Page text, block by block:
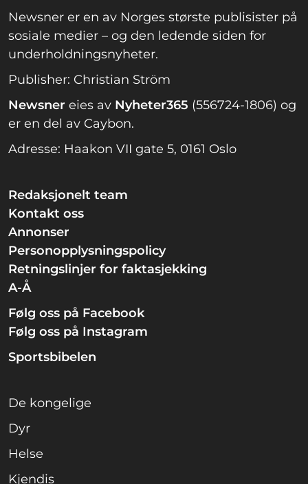
Newsner er en av Norges største publisister på
sosiale medier – og den ledende siden for
underholdningsnyheter.
Publisher: Christian Ström
Newsner eies av Nyheter365 (556724-1806) og
er en del av Caybon.
Adresse: Haakon VII gate 5, 0161 Oslo
Redaksjonelt team
Kontakt oss
Annonser
Personopplysningspolicy
Retningslinjer for faktasjekking
A-Å
Følg oss på Facebook
Følg oss på Instagram
Sportsbibelen
De kongelige
Dyr
Helse
Kjendis